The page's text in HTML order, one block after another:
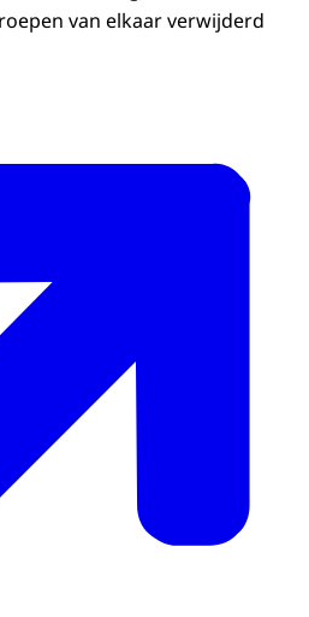
van elkaar verwijderd